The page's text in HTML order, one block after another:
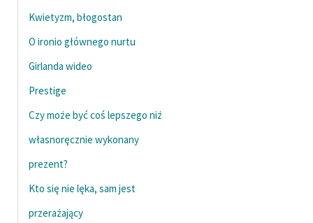
Szkoła Poezji Wolnych
O nas
Kontakt
O projekcie
Zespół
Zasady wykorzystania
Wolnych Lektur
Kwietyzm, błogostan
O ironio głównego nurtu
Girlanda wideo
Prestige
Czy może być coś lepszego niż
własnoręcznie wykonany
prezent?
Kto się nie lęka, sam jest
przerażający